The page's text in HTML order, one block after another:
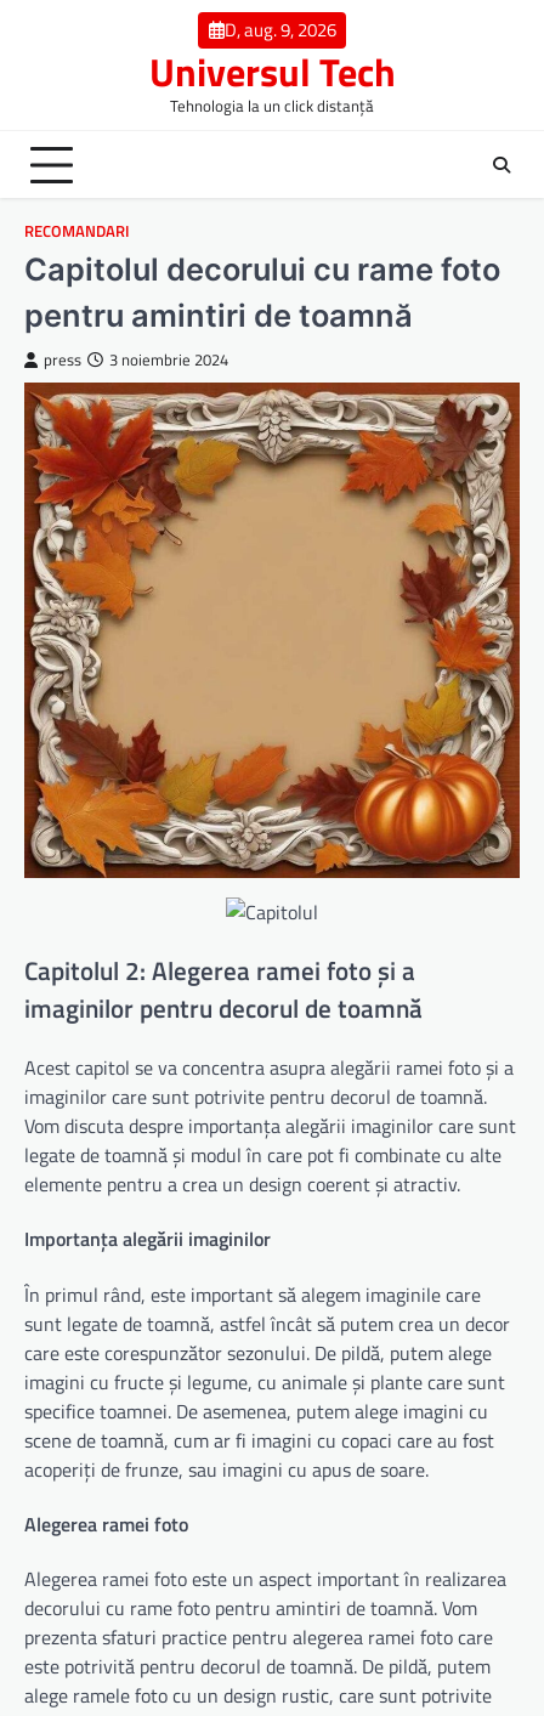
D, aug. 9, 2026
Universul Tech
Tehnologia la un click distanță
RECOMANDARI
Capitolul decorului cu rame foto
pentru amintiri de toamnă
press 3 noiembrie 2024
Capitolul 2: Alegerea ramei foto și a
imaginilor pentru decorul de toamnă
Acest capitol se va concentra asupra alegării ramei foto și a
imaginilor care sunt potrivite pentru decorul de toamnă.
Vom discuta despre importanța alegării imaginilor care sunt
legate de toamnă și modul în care pot fi combinate cu alte
elemente pentru a crea un design coerent și atractiv.
Importanța alegării imaginilor
În primul rând, este important să alegem imaginile care
sunt legate de toamnă, astfel încât să putem crea un decor
care este corespunzător sezonului. De pildă, putem alege
imagini cu fructe și legume, cu animale și plante care sunt
specifice toamnei. De asemenea, putem alege imagini cu
scene de toamnă, cum ar fi imagini cu copaci care au fost
acoperiți de frunze, sau imagini cu apus de soare.
Alegerea ramei foto
Alegerea ramei foto este un aspect important în realizarea
decorului cu rame foto pentru amintiri de toamnă. Vom
prezenta sfaturi practice pentru alegerea ramei foto care
este potrivită pentru decorul de toamnă. De pildă, putem
alege ramele foto cu un design rustic, care sunt potrivite